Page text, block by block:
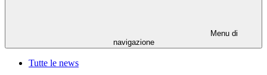
Menu di
navigazione
Tutte le news